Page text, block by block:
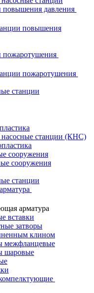
повышения давления
повышения
пожаротушения
пожаротушения
станции
станции (КНС)
сооружения
сооружения
станции
арматура
вставки
затворы
клином
межфланцевые
шаровые